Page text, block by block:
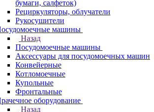
бумаги, салфеток)
Рециркуляторы, облучатели
Рукосушители
машины
Назад
Посудомоечные машины
Аксессуары для посудомоечных машин
Конвейерные
Котломоечные
Купольные
Фронтальные
оборудование
Назад